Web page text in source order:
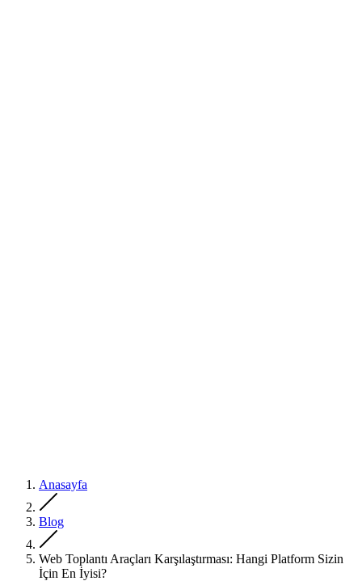
Anasayfa
Blog
Web Toplantı Araçları Karşılaştırması: Hangi Platform Sizin
İçin En İyisi?